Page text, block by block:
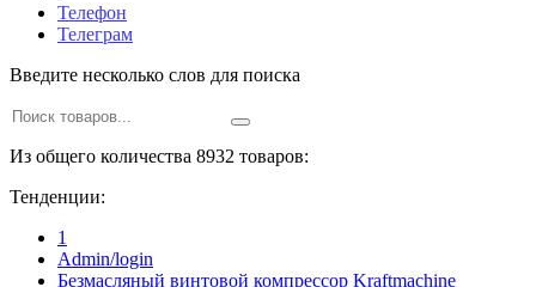
Телефон
Телеграм
Введите несколько слов для поиска
Из общего количества 8932 товаров:
Тенденции:
1
Admin/login
Безмасляный винтовой компрессор Kraftmaсhine